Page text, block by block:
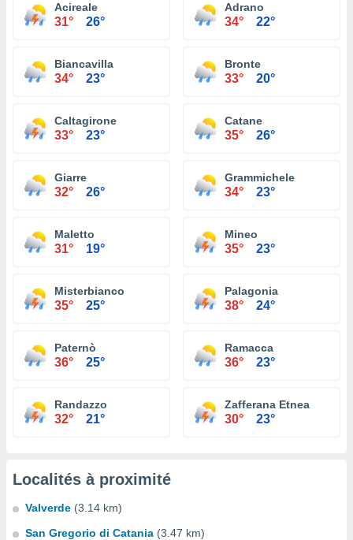
Acireale
31° 26°
Adrano
34° 22°
Biancavilla
34° 23°
Bronte
33° 20°
Caltagirone
33° 23°
Catane
35° 26°
Giarre
32° 26°
Grammichele
34° 23°
Maletto
31° 19°
Mineo
35° 23°
Misterbianco
35° 25°
Palagonia
38° 24°
Paternò
36° 25°
Ramacca
36° 23°
Randazzo
32° 21°
Zafferana Etnea
30° 23°
Localités à proximité
Valverde (3.14 km)
San Gregorio di Catania (3.47 km)